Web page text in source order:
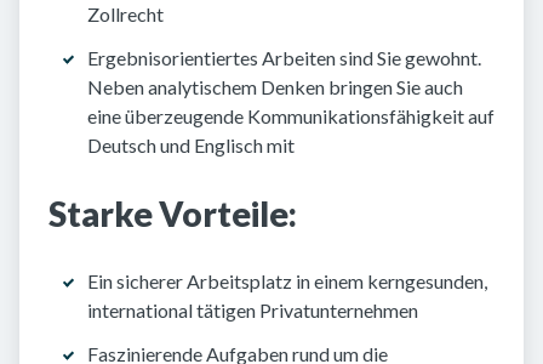
Zollrecht
Ergebnisorientiertes Arbeiten sind Sie gewohnt.
Neben analytischem Denken bringen Sie auch
eine überzeugende Kommunikationsfähigkeit auf
Deutsch und Englisch mit
Starke Vorteile:
Ein sicherer Arbeitsplatz in einem kerngesunden,
international tätigen Privatunternehmen
Faszinierende Aufgaben rund um die